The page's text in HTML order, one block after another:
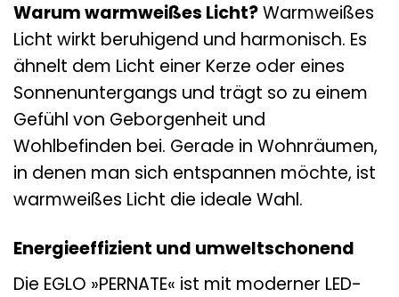
Warum warmweißes Licht?Warmweißes
Licht wirkt beruhigend und harmonisch. Es
ähnelt dem Licht einer Kerze oder eines
Sonnenuntergangs und trägt so zu einem
Gefühl von Geborgenheit und
Wohlbefinden bei. Gerade in Wohnräumen,
in denen man sich entspannen möchte, ist
warmweißes Licht die ideale Wahl.
Energieeffizient und umweltschonend
Die EGLO »PERNATE« ist mit moderner LED-